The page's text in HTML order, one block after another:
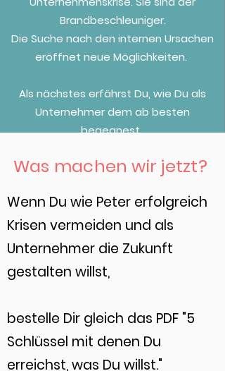
Brandbeschleuniger.
Die Suche nach den internen Ursachen
eröffnet neue Möglichkeiten.
Als nächstes erfährst Du, wie Du als
Unternehmer dem ab besten
begegnest.
Was machen wir jetzt?
Wenn Du wie Peter erfolgreich
Krisen vermeiden und als
Unternehmer die Zukunft
gestalten willst,
bestelle Dir gleich das PDF "5
Schlüssel mit denen Du
erreichst, was Du willst."